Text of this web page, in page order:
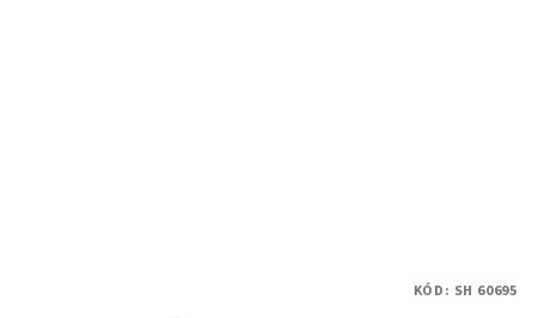
KÓD: SH 60695